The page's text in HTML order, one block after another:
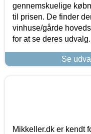
gennemskuelige
til prisen. De finder
vinhuse/gårde
for at se deres udvalg.
Se
Mikkeller.dk er kendt